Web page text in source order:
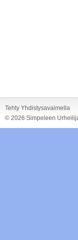
Tehty Yhdistysavaimella
© 2026 Simpeleen